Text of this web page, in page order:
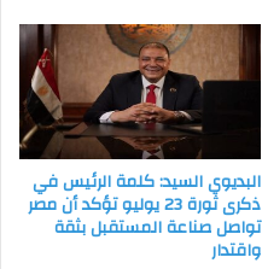
البديوي السيد: كلمة الرئيس في
ذكرى ثورة 23 يوليو تؤكد أن مصر
تواصل صناعة المستقبل بثقة
واقتدار